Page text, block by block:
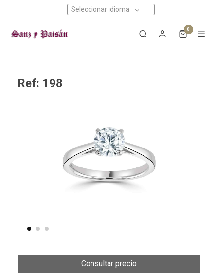
Seleccionar idioma
0
Ref: 198
Consultar precio